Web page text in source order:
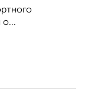
о...